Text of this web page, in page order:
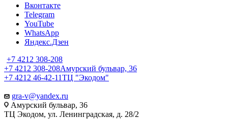
Вконтакте
Telegram
YouTube
WhatsApp
Яндекс.Дзен
+7 4212 308-208
+7 4212 308-208Амурский бульвар, 36
+7 4212 46-42-11ТЦ "Экодом"
gra-v@yandex.ru
Амурский бульвар, 36
ТЦ Экодом, ул. Ленинградская, д. 28/2